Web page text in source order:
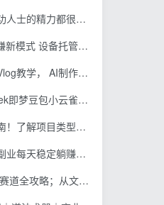
的精力都很旺盛？
管运行，解放双手持续变现
收益丨商单收徒 ，新领域红利期，抓紧做
位到剪映剪辑，零基础也能快速上手做爆款
到好的项目，才能拿到想要的结果
天稳定躺赚200+
隆部署，系统掌握涨粉变现双赢制作技术